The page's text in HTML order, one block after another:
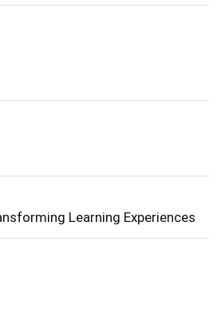
Learning Experiences